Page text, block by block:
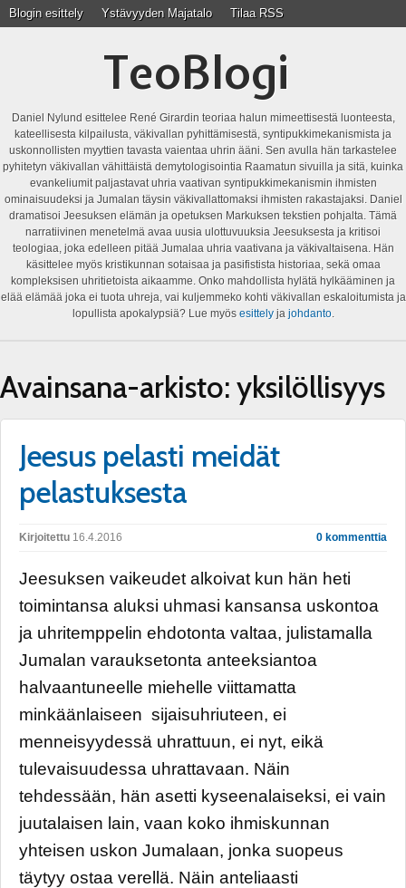
Blogin esittely Ystävyyden Majatalo Tilaa RSS
TeoBlogi
Daniel Nylund esittelee René Girardin teoriaa halun mimeettisestä luonteesta,
kateellisesta kilpailusta, väkivallan pyhittämisestä, syntipukkimekanismista ja
uskonnollisten myyttien tavasta vaientaa uhrin ääni. Sen avulla hän tarkastelee
pyhitetyn väkivallan vähittäistä demytologisointia Raamatun sivuilla ja sitä, kuinka
evankeliumit paljastavat uhria vaativan syntipukkimekanismin ihmisten
ominaisuudeksi ja Jumalan täysin väkivallattomaksi ihmisten rakastajaksi. Daniel
dramatisoi Jeesuksen elämän ja opetuksen Markuksen tekstien pohjalta. Tämä
narratiivinen menetelmä avaa uusia ulottuvuuksia Jeesuksesta ja kritisoi
teologiaa, joka edelleen pitää Jumalaa uhria vaativana ja väkivaltaisena. Hän
käsittelee myös kristikunnan sotaisaa ja pasifistista historiaa, sekä omaa
kompleksisen uhritietoista aikaamme. Onko mahdollista hylätä hylkääminen ja
elää elämää joka ei tuota uhreja, vai kuljemmeko kohti väkivallan eskaloitumista ja
lopullista apokalypsiä? Lue myös esittelyja johdanto.
Avainsana-arkisto: yksilöllisyys
Jeesus pelasti meidät
pelastuksesta
Kirjoitettu 16.4.2016 0 kommenttia
Jeesuksen vaikeudet alkoivat kun hän heti
toimintansa aluksi uhmasi kansansa uskontoa
ja uhritemppelin ehdotonta valtaa, julistamalla
Jumalan varauksetonta anteeksiantoa
halvaantuneelle miehelle viittamatta
minkäänlaiseen sijaisuhriuteen, ei
menneisyydessä uhrattuun, ei nyt, eikä
tulevaisuudessa uhrattavaan. Näin
tehdessään, hän asetti kyseenalaiseksi, ei vain
juutalaisen lain, vaan koko ihmiskunnan
yhteisen uskon Jumalaan, jonka suopeus
täytyy ostaa verellä. Näin anteliaasti